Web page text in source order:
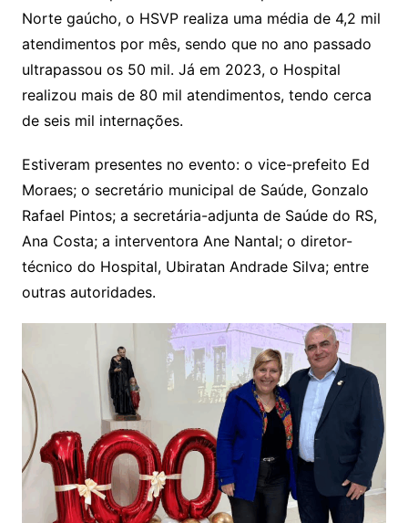
Norte gaúcho, o HSVP realiza uma média de 4,2 mil
atendimentos por mês, sendo que no ano passado
ultrapassou os 50 mil. Já em 2023, o Hospital
realizou mais de 80 mil atendimentos, tendo cerca
de seis mil internações.
Estiveram presentes no evento: o vice-prefeito Ed
Moraes; o secretário municipal de Saúde, Gonzalo
Rafael Pintos; a secretária-adjunta de Saúde do RS,
Ana Costa; a interventora Ane Nantal; o diretor-
técnico do Hospital, Ubiratan Andrade Silva; entre
outras autoridades.